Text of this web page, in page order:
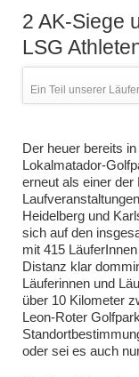
2 AK-Siege
LSG
Ein Teil unserer
Der heuer bereits
Lokalmatador-
erneut als einer
Heidelberg und
sich auf den
mit 415
Distanz klar
Läuferinnen und
über 10 Kilometer
Leon-Roter
oder sei es auch